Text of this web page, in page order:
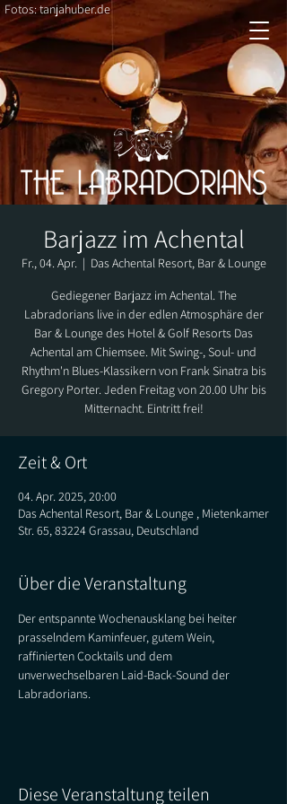
Fotos: tanjahuber.de
Barjazz im Achental
Fr., 04. Apr.
  |
Das Achental Resort, Bar & Lounge
Gediegener Barjazz im Achental. The
Labradorians live in der edlen Atmosphäre der
Bar & Lounge des Hotel & Golf Resorts Das
Achental am Chiemsee. Mit Swing-, Soul- und
Rhythm'n Blues-Klassikern von Frank Sinatra bis
Gregory Porter. Jeden Freitag von 20.00 Uhr bis
Mitternacht. Eintritt frei!
Zeit & Ort
04. Apr. 2025, 20:00
Das Achental Resort, Bar & Lounge , Mietenkamer
Str. 65, 83224 Grassau, Deutschland
Über die Veranstaltung
Der entspannte Wochenausklang bei heiter
prasselndem Kaminfeuer, gutem Wein,
raffinierten Cocktails und dem
unverwechselbaren Laid-Back-Sound der
Labradorians.
Diese Veranstaltung teilen